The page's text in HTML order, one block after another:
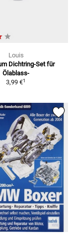
Louis
Dichtring-Set für
Ölablass-
3,99 €1